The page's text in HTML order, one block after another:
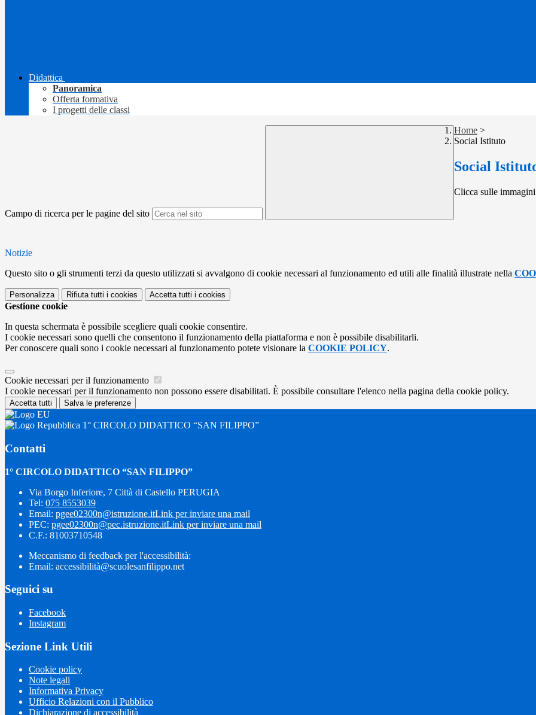
Didattica
Panoramica
Offerta formativa
I progetti delle classi
Campo di ricerca per le pagine del sito
Home >
Social Istituto
Social
Clicca sulle
Notizie
Questo sito o gli strumenti terzi da questo utilizzati si avvalgono di cookie necessari al funzionamento ed utili alle finalità illustrate nella
Personalizza Rifiuta tutti i cookies Accetta tutti i cookies
Gestione cookie
In questa schermata è possibile scegliere quali cookie consentire.
I cookie necessari sono quelli che consentono il funzionamento della piattaforma e non è possibile disabilitarli.
Per conoscere quali sono i cookie necessari al funzionamento potete visionare la COOKIE POLICY.
Cookie necessari per il funzionamento
I cookie necessari per il funzionamento non possono essere disabilitati. È possibile consultare l'elenco nella pagina della cookie policy.
Accetta tutti Salva le preferenze
1° CIRCOLO DIDATTICO “SAN FILIPPO”
Contatti
1° CIRCOLO DIDATTICO “SAN FILIPPO”
Via Borgo Inferiore, 7 Città di Castello PERUGIA
Tel: 075 8553039
Email: pgee02300n@istruzione.itLink per inviare una mail
PEC: pgee02300n@pec.istruzione.itLink per inviare una mail
C.F.: 81003710548
Meccanismo di feedback per l'accessibilità:
Email: accessibilità@scuolesanfilippo.net
Seguici su
Facebook
Instagram
Sezione Link Utili
Cookie policy
Note legali
Informativa Privacy
Ufficio Relazioni con il Pubblico
Dichiarazione di accessibilità